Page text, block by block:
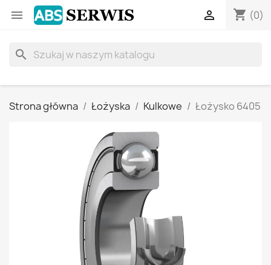
 shopping_cart (0)

search
Strona główna Łożyska Kulkowe Łożysko 6405